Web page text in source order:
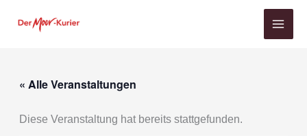
Inhalt
« Alle Veranstaltungen
Diese Veranstaltung hat bereits stattgefunden.